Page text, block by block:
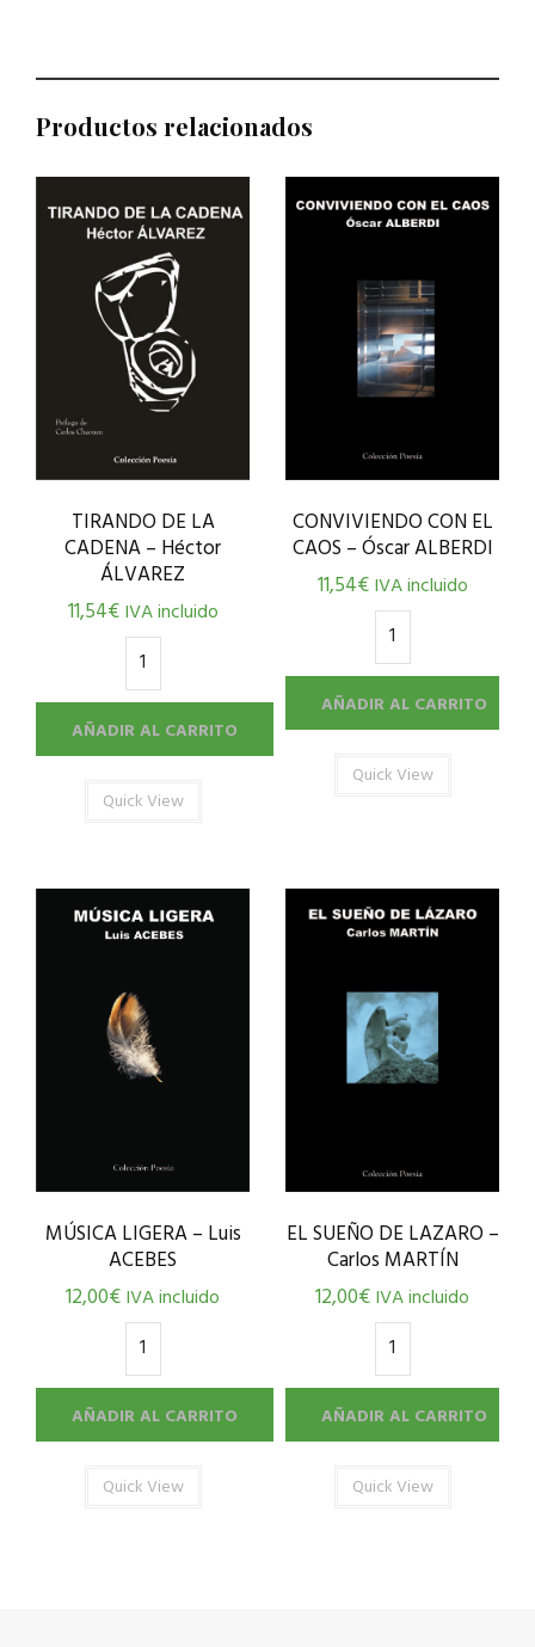
Productos relacionados
TIRANDO DE LA
CADENA – Héctor
ÁLVAREZ
11,54€ IVA incluido
AÑADIR AL CARRITO
Quick View
CONVIVIENDO CON EL
CAOS – Óscar ALBERDI
11,54€ IVA incluido
AÑADIR AL CARRITO
Quick View
MÚSICA LIGERA – Luis
ACEBES
12,00€IVA incluido
AÑADIR AL CARRITO
Quick View
EL SUEÑO DE LAZARO –
Carlos MARTÍN
12,00€IVA incluido
AÑADIR AL CARRITO
Quick View